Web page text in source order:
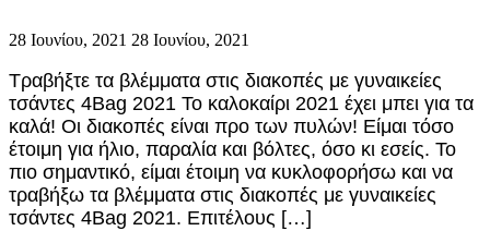
28 Ιουνίου, 2021 28 Ιουνίου, 2021
Τραβήξτε τα βλέμματα στις διακοπές με γυναικείες
τσάντες 4Bag 2021 Το καλοκαίρι 2021 έχει μπει για τα
καλά! Οι διακοπές είναι προ των πυλών! Είμαι τόσο
έτοιμη για ήλιο, παραλία και βόλτες, όσο κι εσείς. Το
πιο σημαντικό, είμαι έτοιμη να κυκλοφορήσω και να
τραβήξω τα βλέμματα στις διακοπές με γυναικείες
τσάντες 4Bag 2021. Επιτέλους […]